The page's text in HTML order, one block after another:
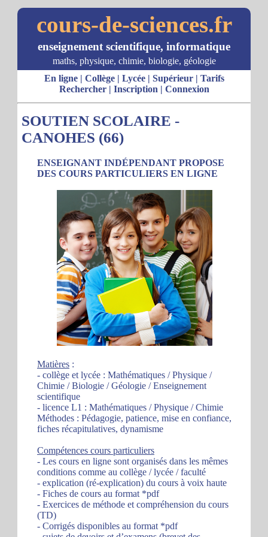
cours-de-sciences.fr
enseignement scientifique, informatique
maths, physique, chimie, biologie, géologie
En ligne| Collège| Lycée| Supérieur| Tarifs
Rechercher| Inscription | Connexion
SOUTIEN SCOLAIRE -
CANOHES (66)
ENSEIGNANT INDÉPENDANT PROPOSE
DES COURS PARTICULIERS EN LIGNE
Matières :
- collège et lycée : Mathématiques / Physique /
Chimie / Biologie / Géologie / Enseignement
scientifique
- licence L1 : Mathématiques / Physique / Chimie
Méthodes : Pédagogie, patience, mise en confiance,
fiches récapitulatives, dynamisme
Compétences cours particuliers
- Les cours en ligne sont organisés dans les mêmes
conditions comme au collège / lycée / faculté
- explication (ré-explication) du cours à voix haute
- Fiches de cours au format *pdf
- Exercices de méthode et compréhension du cours
(TD)
- Corrigés disponibles au format *pdf